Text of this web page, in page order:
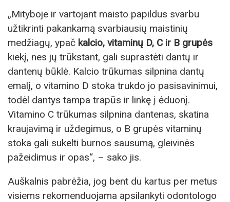
„Mityboje ir vartojant maisto papildus svarbu
užtikrinti pakankamą svarbiausių maistinių
medžiagų, ypač kalcio, vitaminų D, C ir B grupės
kiekį, nes jų trūkstant, gali suprastėti dantų ir
dantenų būklė. Kalcio trūkumas silpnina dantų
emalį, o vitamino D stoka trukdo jo pasisavinimui,
todėl dantys tampa trapūs ir linkę į ėduonį.
Vitamino C trūkumas silpnina dantenas, skatina
kraujavimą ir uždegimus, o B grupės vitaminų
stoka gali sukelti burnos sausumą, gleivinės
pažeidimus ir opas“, – sako jis.
Auškalnis pabrėžia, jog bent du kartus per metus
visiems rekomenduojama apsilankyti odontologo